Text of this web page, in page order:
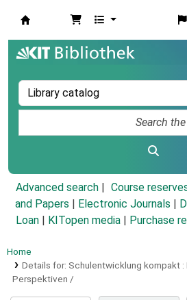
Advanced search Course
and Papers
Electronic Journals
Loan
KITopen media Purchase
Home
Details for: Schulentwicklung kompakt :
Perspektiven /